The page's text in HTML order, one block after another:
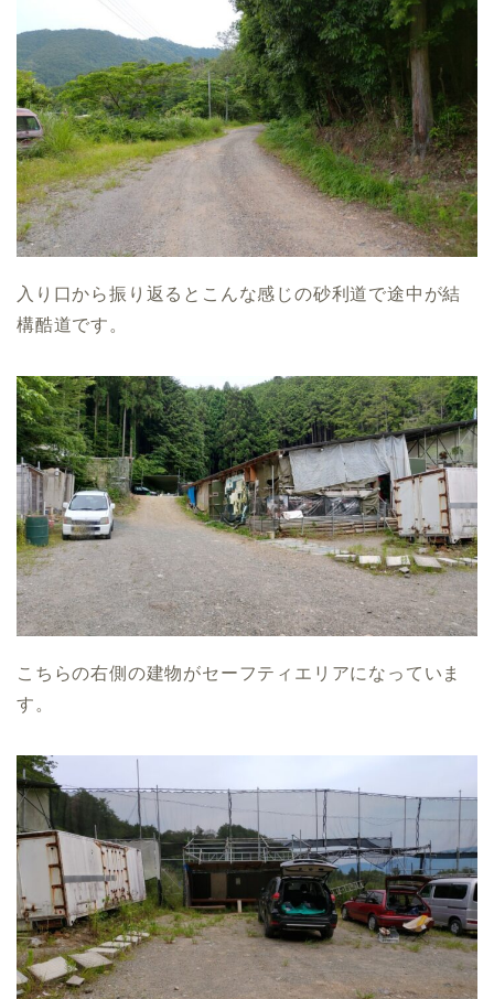
入り口から振り返るとこんな感じの砂利道で途中が結
構酷道です。
こちらの右側の建物がセーフティエリアになっていま
す。